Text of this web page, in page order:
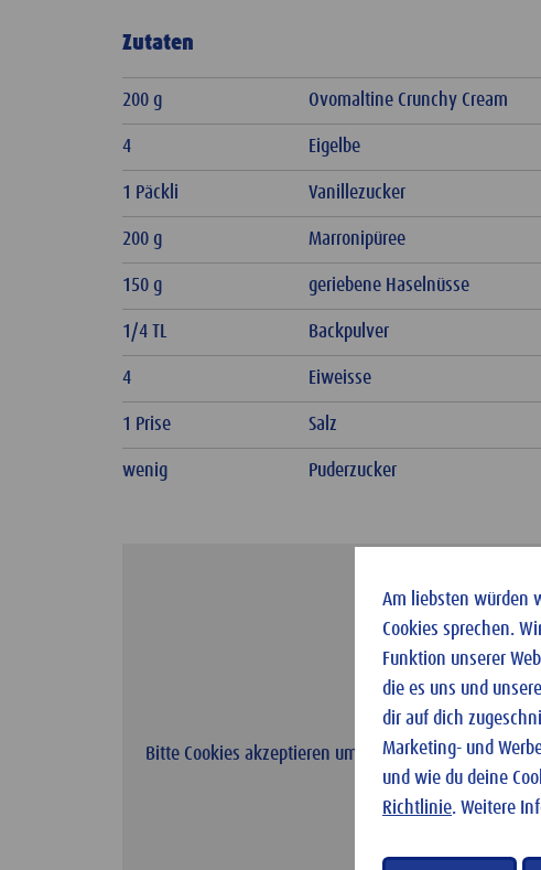
Zutaten
200 g Ovomaltine Crunchy Cream
4 Eigelbe
1 Päckli Vanillezucker
200 g Marronipüree
150 g geriebene Haselnüsse
1/4 TL Backpulver
4 Eiweisse
1 Prise Salz
wenig Puderzucker
Bitte Cookies akzeptieren um das Video zu laden.
Am liebsten würden
Cookies sprechen.
Funktion unserer
die es uns und
dir auf dich
Marketing- und
und wie du deine
Richtlinie. Weitere